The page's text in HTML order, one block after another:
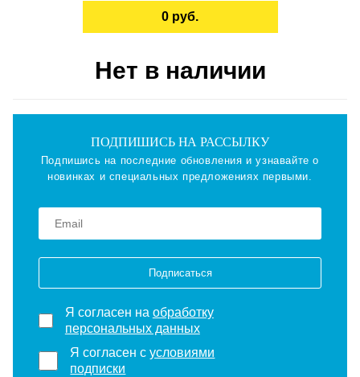
0 руб.
Нет в наличии
ПОДПИШИСЬ НА РАССЫЛКУ
Подпишись на последние обновления и узнавайте о
новинках и специальных предложениях первыми.
Подписаться
Я согласен на обработку
персональных данных
Я согласен сусловиями
подписки